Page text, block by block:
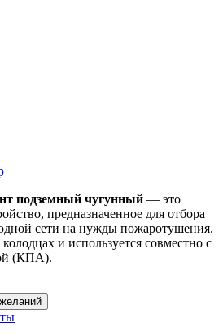
подземный чугунный — это
предназначенное для отбора
сети на нужды пожаротушения.
и используется совместно с
(КПА).